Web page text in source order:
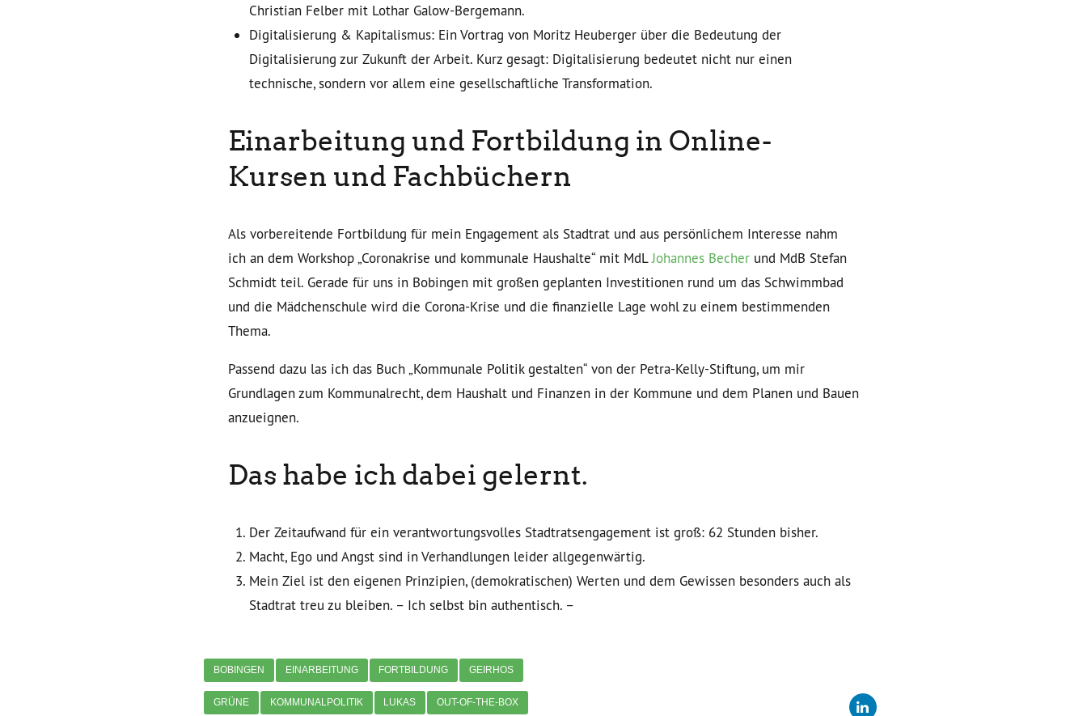
Christian Felber mit Lothar Galow-Bergemann.
Digitalisierung & Kapitalismus: Ein Vortrag von Moritz Heuberger über die Bedeutung der
Digitalisierung zur Zukunft der Arbeit. Kurz gesagt: Digitalisierung bedeutet nicht nur einen
technische, sondern vor allem eine gesellschaftliche Transformation.
Einarbeitung und Fortbildung in Online-
Kursen und Fachbüchern
Als vorbereitende Fortbildung für mein Engagement als Stadtrat und aus persönlichem Interesse nahm
ich an dem Workshop „Coronakrise und kommunale Haushalte“ mit MdLJohannes Becher und MdB Stefan
Schmidt teil. Gerade für uns in Bobingen mit großen geplanten Investitionen rund um das Schwimmbad
und die Mädchenschule wird die Corona-Krise und die finanzielle Lage wohl zu einem bestimmenden
Thema.
Passend dazu las ich das Buch „Kommunale Politik gestalten“ von der Petra-Kelly-Stiftung, um mir
Grundlagen zum Kommunalrecht, dem Haushalt und Finanzen in der Kommune und dem Planen und Bauen
anzueignen.
Das habe ich dabei gelernt.
Der Zeitaufwand für ein verantwortungsvolles Stadtratsengagement ist groß: 62 Stunden bisher.
Macht, Ego und Angst sind in Verhandlungen leider allgegenwärtig.
Mein Ziel ist den eigenen Prinzipien, (demokratischen) Werten und dem Gewissen besonders auch als
Stadtrat treu zu bleiben. – Ich selbst bin authentisch. –
BOBINGEN EINARBEITUNG FORTBILDUNG GEIRHOS
GRÜNE KOMMUNALPOLITIK LUKAS OUT-OF-THE-BOX